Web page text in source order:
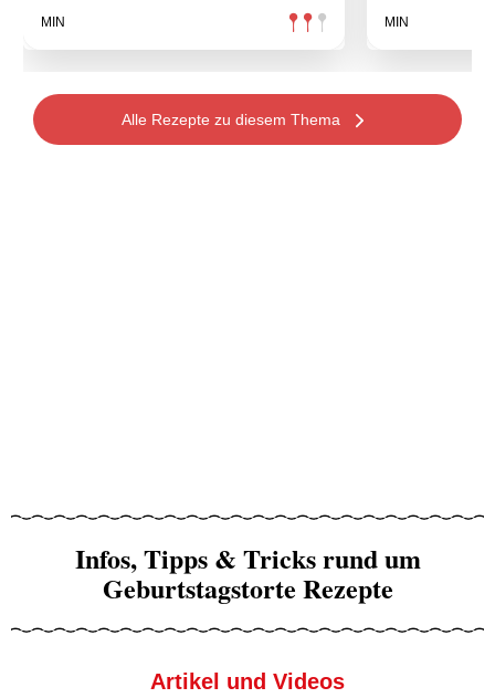
MIN MIN
Alle Rezepte zu diesem Thema
Infos, Tipps & Tricks rund um
Geburtstagstorte Rezepte
Artikel und Videos